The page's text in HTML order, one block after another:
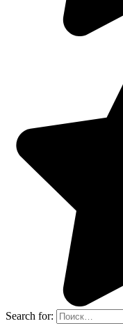
Search for: